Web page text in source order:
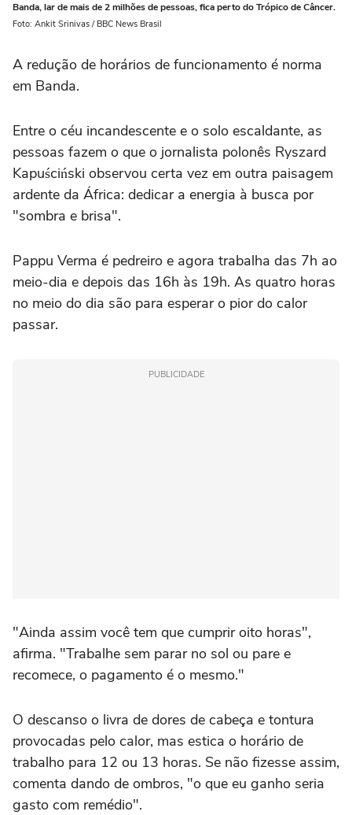
Banda, lar de mais de 2 milhões de pessoas, fica perto do Trópico de Câncer.
Foto: Ankit Srinivas / BBC News Brasil
A redução de horários de funcionamento é norma
em Banda.
Entre o céu incandescente e o solo escaldante, as
pessoas fazem o que o jornalista polonês Ryszard
Kapuściński observou certa vez em outra paisagem
ardente da África: dedicar a energia à busca por
"sombra e brisa".
Pappu Verma é pedreiro e agora trabalha das 7h ao
meio-dia e depois das 16h às 19h. As quatro horas
no meio do dia são para esperar o pior do calor
passar.
PUBLICIDADE
"Ainda assim você tem que cumprir oito horas",
afirma. "Trabalhe sem parar no sol ou pare e
recomece, o pagamento é o mesmo."
O descanso o livra de dores de cabeça e tontura
provocadas pelo calor, mas estica o horário de
trabalho para 12 ou 13 horas. Se não fizesse assim,
comenta dando de ombros, "o que eu ganho seria
gasto com remédio".